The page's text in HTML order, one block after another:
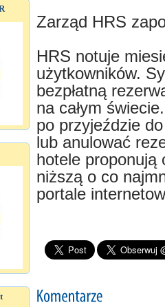
Zarząd HRS
HRS notuje
użytkowników.
bezpłatną
na całym
po przyjeździe
lub anulować
hotele proponują
niższą o co
portale